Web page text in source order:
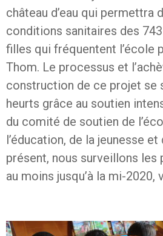
château d’eau qui permettra
conditions sanitaires des
filles qui fréquentent l’école
Thom. Le processus et
construction de ce projet se
heurts grâce au soutien
du comité de soutien de
l’éducation, de la jeunesse
présent, nous surveillons les
au moins jusqu’à la mi-2020,